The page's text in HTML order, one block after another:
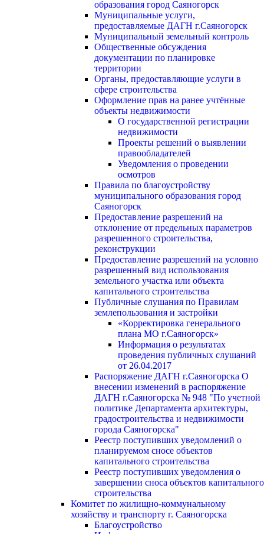
образования город Саяногорск
Муниципальные услуги,
предоставляемые ДАГН г.Саяногорск
Муниципальный земельный контроль
Общественные обсуждения
документации по планировке
территории
Органы, предоставляющие услуги в
сфере строительства
Оформление прав на ранее учтённые
объекты недвижимости
О государственной регистрации
недвижимости
Проекты решений о выявлении
правообладателей
Уведомления о проведении
осмотров
Правила по благоустройству
муниципального образования город
Саяногорск
Предоставление разрешений на
отклонение от предельных параметров
разрешенного строительства,
реконструкции
Предоставление разрешений на условно
разрешенный вид использования
земельного участка или объекта
капитального строительства
Публичные слушания по Правилам
землепользования и застройки
«Корректировка генерального
плана МО г.Саяногорск»
Информация о результатах
проведения публичных слушаний
от 26.04.2017
Распоряжение ДАГН г.Саяногорска О
внесении изменений в распоряжение
ДАГН г.Саяногорска № 948 "По учетной
политике Департамента архитектуры,
градостроительства и недвижимости
города Саяногорска"
Реестр поступивших уведомлений о
планируемом сносе объектов
капитального строительства
Реестр поступивших уведомления о
завершении сноса объектов капитального
строительства
Комитет по жилищно-коммунальному
хозяйству и транспорту г. Саяногорска
Благоустройство